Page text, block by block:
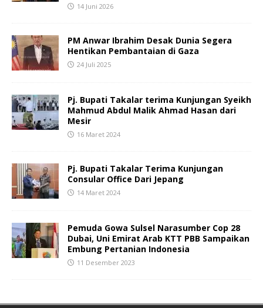
14 Juni 2026
PM Anwar Ibrahim Desak Dunia Segera
Hentikan Pembantaian di Gaza
24 Juli 2025
Pj. Bupati Takalar terima Kunjungan Syeikh
Mahmud Abdul Malik Ahmad Hasan dari
Mesir
16 Maret 2024
Pj. Bupati Takalar Terima Kunjungan
Consular Office Dari Jepang
14 Maret 2024
Pemuda Gowa Sulsel Narasumber Cop 28
Dubai, Uni Emirat Arab KTT PBB Sampaikan
Embung Pertanian Indonesia
11 Desember 2023